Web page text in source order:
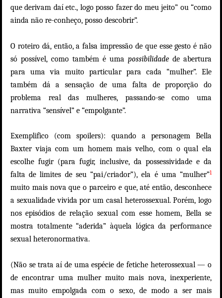
que derivam daí etc., logo posso fazer do meu jeito” ou “como
ainda não re-conheço, posso descobrir”.
O roteiro dá, então, a falsa impressão de que esse gesto é não
só possível, como também é uma possibilidade de abertura
para uma via muito particular para cada “mulher”. Ele
também dá a sensação de uma falta de proporção do
problema real das mulheres, passando-se como uma
narrativa “sensível” e “empolgante”.
Exemplifico (com spoilers): quando a personagem Bella
Baxter viaja com um homem mais velho, com o qual ela
escolhe fugir (para fugir, inclusive, da possessividade e da
falta de limites de seu “pai/criador”), ela é uma “mulher”1
muito mais nova que o parceiro e que, até então, desconhece
a sexualidade vivida por um casal heterossexual. Porém, logo
nos episódios de relação sexual com esse homem, Bella se
mostra totalmente “aderida” àquela lógica da performance
sexual heteronormativa.
(Não se trata aí de uma espécie de fetiche heterossexual — o
de encontrar uma mulher muito mais nova, inexperiente,
mas muito empolgada com o sexo, de modo a ser mais